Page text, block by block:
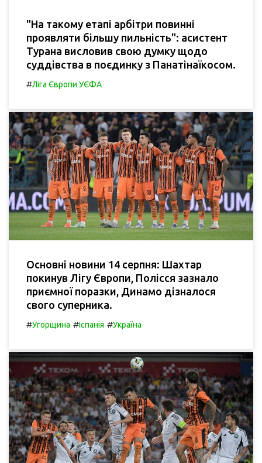
"На такому етапі арбітри повинні
проявляти більшу пильність": асистент
Турана висловив свою думку щодо
суддівства в поєдинку з Панатінаїкосом.
#Ліга Європи УЄФА
Основні новини 14 серпня: Шахтар
покинув Лігу Європи, Полісся зазнало
приємної поразки, Динамо дізналося
свого суперника.
#Угорщина #Іспанія #Україна